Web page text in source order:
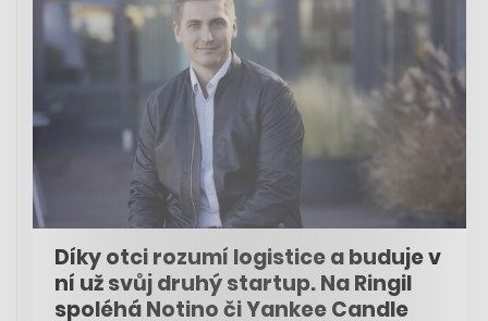
Díky otci rozumí logistice a buduje v
ní už svůj druhý startup. Na Ringil
spoléhá Notino či Yankee Candle